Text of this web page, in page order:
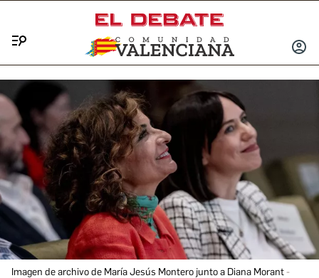
INICIAR
Imagen de archivo de María Jesús Montero junto a Diana Morant